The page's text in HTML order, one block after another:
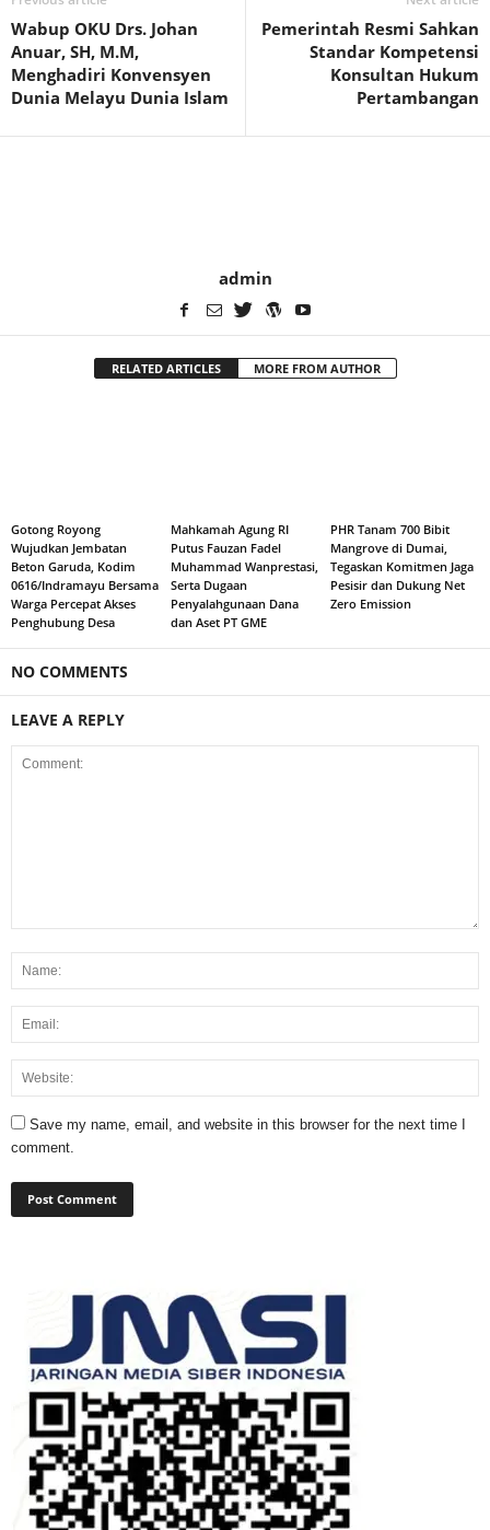
Wabup OKU Drs. Johan
Anuar, SH, M.M,
Menghadiri Konvensyen
Dunia Melayu Dunia Islam
Pemerintah Resmi Sahkan
Standar Kompetensi
Konsultan Hukum
Pertambangan
admin
RELATED ARTICLES MORE FROM AUTHOR
Gotong Royong
Wujudkan Jembatan
Beton Garuda, Kodim
0616/Indramayu Bersama
Warga Percepat Akses
Penghubung Desa
Mahkamah Agung RI
Putus Fauzan Fadel
Muhammad Wanprestasi,
Serta Dugaan
Penyalahgunaan Dana
dan Aset PT GME
PHR Tanam 700 Bibit
Mangrove di Dumai,
Tegaskan Komitmen Jaga
Pesisir dan Dukung Net
Zero Emission
NO COMMENTS
LEAVE A REPLY
Save my name, email, and website in this browser for the next time I
comment.